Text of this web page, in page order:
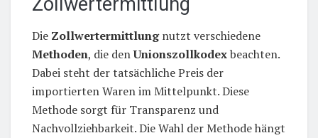
Die Zollwertermittlungnutzt verschiedene
Methoden, die denUnionszollkodexbeachten.
Dabei steht der tatsächliche Preis der
importierten Waren im Mittelpunkt. Diese
Methode sorgt für Transparenz und
Nachvollziehbarkeit. Die Wahl der Methode hängt